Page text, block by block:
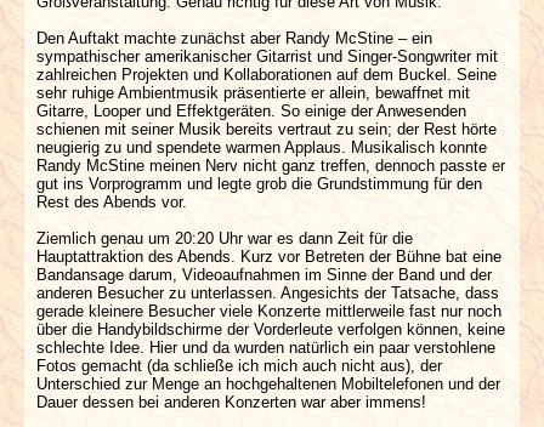
Den Auftakt machte zunächst aber Randy McStine – ein
sympathischer amerikanischer Gitarrist und Singer-Songwriter mit
zahlreichen Projekten und Kollaborationen auf dem Buckel. Seine
sehr ruhige Ambientmusik präsentierte er allein, bewaffnet mit
Gitarre, Looper und Effektgeräten. So einige der Anwesenden
schienen mit seiner Musik bereits vertraut zu sein; der Rest hörte
neugierig zu und spendete warmen Applaus. Musikalisch konnte
Randy McStine meinen Nerv nicht ganz treffen, dennoch passte er
gut ins Vorprogramm und legte grob die Grundstimmung für den
Rest des Abends vor.
Ziemlich genau um 20:20 Uhr war es dann Zeit für die
Hauptattraktion des Abends. Kurz vor Betreten der Bühne bat eine
Bandansage darum, Videoaufnahmen im Sinne der Band und der
anderen Besucher zu unterlassen. Angesichts der Tatsache, dass
gerade kleinere Besucher viele Konzerte mittlerweile fast nur noch
über die Handybildschirme der Vorderleute verfolgen können, keine
schlechte Idee. Hier und da wurden natürlich ein paar verstohlene
Fotos gemacht (da schließe ich mich auch nicht aus), der
Unterschied zur Menge an hochgehaltenen Mobiltelefonen und der
Dauer dessen bei anderen Konzerten war aber immens!